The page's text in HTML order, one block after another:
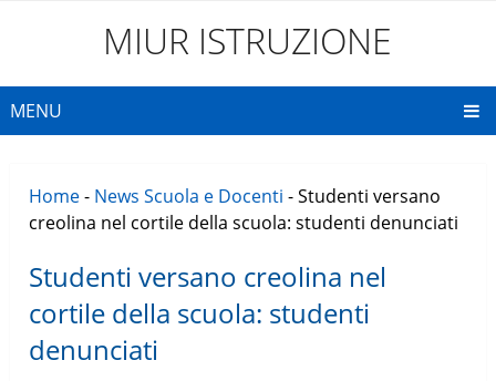
MIUR ISTRUZIONE
MENU
Home- News Scuola e Docenti -Studenti versano
creolina nel cortile della scuola: studenti denunciati
Studenti versano creolina nel
cortile della scuola: studenti
denunciati